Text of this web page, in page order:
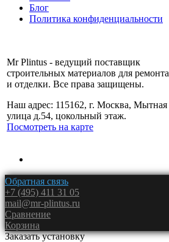
Блог
Политика конфиденциальности
Mr Plintus - ведущий поставщик
строительных материалов для ремонта
и отделки. Все права защищены.
Наш адрес: 115162, г. Москва, Мытная
улица д.54, цокольный этаж.
Посмотреть на карте
Обратная связь
+7 (495) 411 31 05
mail@mr-plintus.ru
Сравнение
Корзина
Заказать установку